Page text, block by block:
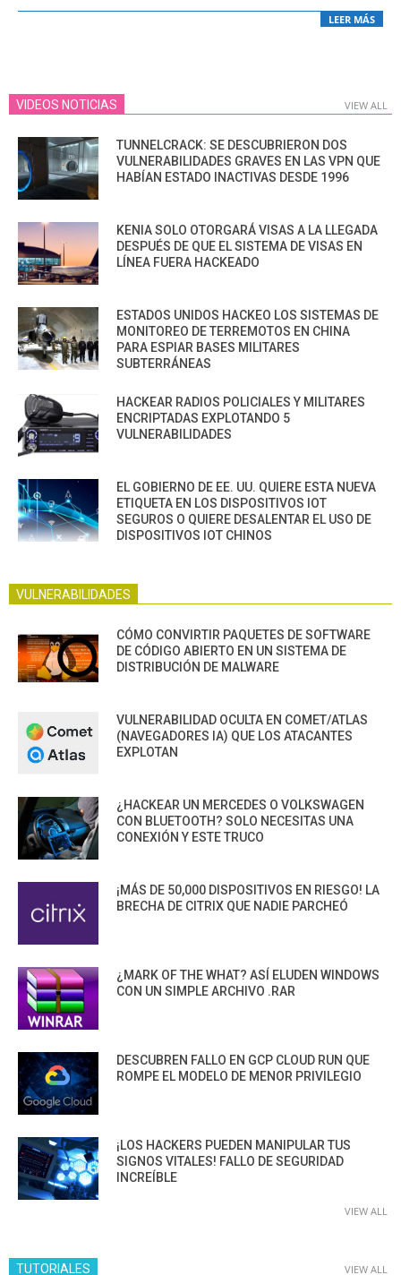
LEER MÁS
VIDEOS NOTICIAS VIEW ALL
TUNNELCRACK: SE DESCUBRIERON DOS
VULNERABILIDADES GRAVES EN LAS VPN QUE
HABÍAN ESTADO INACTIVAS DESDE 1996
KENIA SOLO OTORGARÁ VISAS A LA LLEGADA
DESPUÉS DE QUE EL SISTEMA DE VISAS EN
LÍNEA FUERA HACKEADO
ESTADOS UNIDOS HACKEO LOS SISTEMAS DE
MONITOREO DE TERREMOTOS EN CHINA
PARA ESPIAR BASES MILITARES
SUBTERRÁNEAS
HACKEAR RADIOS POLICIALES Y MILITARES
ENCRIPTADAS EXPLOTANDO 5
VULNERABILIDADES
EL GOBIERNO DE EE. UU. QUIERE ESTA NUEVA
ETIQUETA EN LOS DISPOSITIVOS IOT
SEGUROS O QUIERE DESALENTAR EL USO DE
DISPOSITIVOS IOT CHINOS
VULNERABILIDADES
CÓMO CONVIRTIR PAQUETES DE SOFTWARE
DE CÓDIGO ABIERTO EN UN SISTEMA DE
DISTRIBUCIÓN DE MALWARE
VULNERABILIDAD OCULTA EN COMET/ATLAS
(NAVEGADORES IA) QUE LOS ATACANTES
EXPLOTAN
¿HACKEAR UN MERCEDES O VOLKSWAGEN
CON BLUETOOTH? SOLO NECESITAS UNA
CONEXIÓN Y ESTE TRUCO
¡MÁS DE 50,000 DISPOSITIVOS EN RIESGO! LA
BRECHA DE CITRIX QUE NADIE PARCHEÓ
¿MARK OF THE WHAT? ASÍ ELUDEN WINDOWS
CON UN SIMPLE ARCHIVO .RAR
DESCUBREN FALLO EN GCP CLOUD RUN QUE
ROMPE EL MODELO DE MENOR PRIVILEGIO
¡LOS HACKERS PUEDEN MANIPULAR TUS
SIGNOS VITALES! FALLO DE SEGURIDAD
INCREÍBLE
VIEW ALL
TUTORIALES VIEW ALL